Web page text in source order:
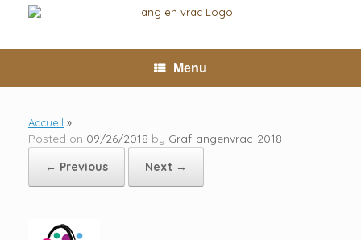
Menu
Accueil »
Posted on 09/26/2018 by Graf-angenvrac-2018
← Previous
Next →